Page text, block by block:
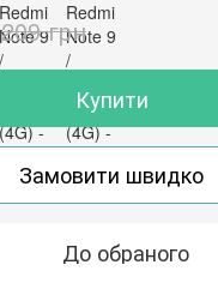
209 грн
Купити
Замовити швидко
До обраного